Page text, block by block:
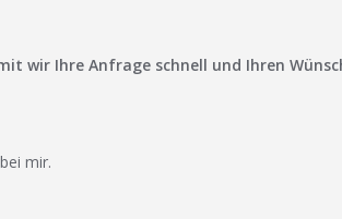
wir Ihre Anfrage schnell und Ihren
mir.